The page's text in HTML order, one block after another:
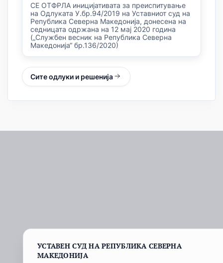
СЕ ОТФРЛА иницијативата за преиспитување
на Одлуката У.бр.94/2019 на Уставниот суд на
Република Северна Македонија, донесена на
седницата одржана на 12 мај 2020 година
(„Службен весник на Република Северна
Македонија“ бр.136/2020)
Сите одлуки и решенија
УСТАВЕН СУД НА РЕПУБЛИКА СЕВЕРНА
МАКЕДОНИЈА